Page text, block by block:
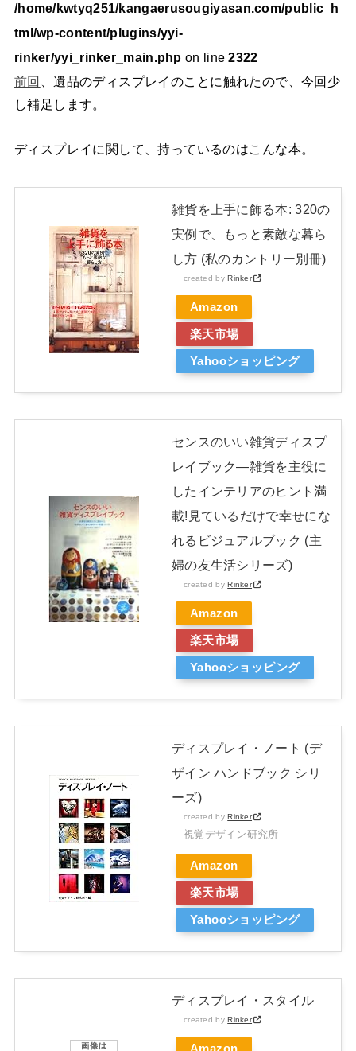
/home/kwtyq251/kangaerusougiyasan.com/public_h
tml/wp-content/plugins/yyi-
rinker/yyi_rinker_main.php on line2322
前回
、遺品のディスプレイのことに触れたので、今回少
し補足します。
ディスプレイに関して、持っているのはこんな本。
雑貨を上手に飾る本: 320の
実例で、もっと素敵な暮ら
し方 (私のカントリー別冊)
created byRinker
Amazon
楽天市場
Yahooショッピング
センスのいい雑貨ディスプ
レイブック―雑貨を主役に
したインテリアのヒント満
載!見ているだけで幸せにな
れるビジュアルブック (主
婦の友生活シリーズ)
created byRinker
Amazon
楽天市場
Yahooショッピング
ディスプレイ・ノート (デ
ザイン ハンドブック シリ
ーズ)
created byRinker
視覚デザイン研究所
Amazon
楽天市場
Yahooショッピング
ディスプレイ・スタイル
created byRinker
Amazon